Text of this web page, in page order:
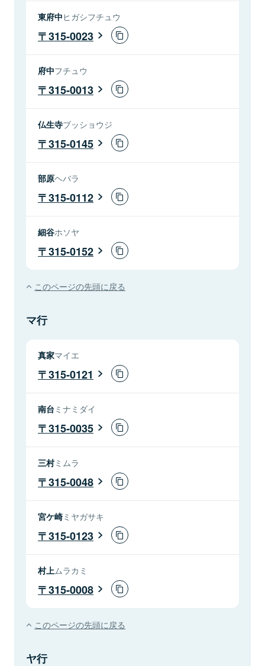
東府中ヒガシフチュウ
315-0023
府中フチュウ
315-0013
仏生寺ブッショウジ
315-0145
部原ヘバラ
315-0112
細谷ホソヤ
315-0152
このページの先頭に戻る
マ行
真家マイエ
315-0121
南台 ミナミダイ
315-0035
三村ミムラ
315-0048
宮ケ崎ミヤガサキ
315-0123
村上 ムラカミ
315-0008
このページの先頭に戻る
ヤ行